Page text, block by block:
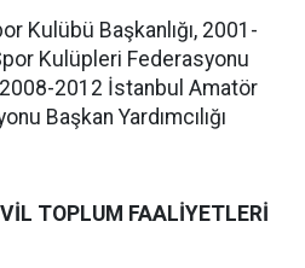
Kulübü Başkanlığı, 2001-
Kulüpleri Federasyonu
2012 İstanbul Amatör
Başkan Yardımcılığı
TOPLUM FAALİYETLERİ